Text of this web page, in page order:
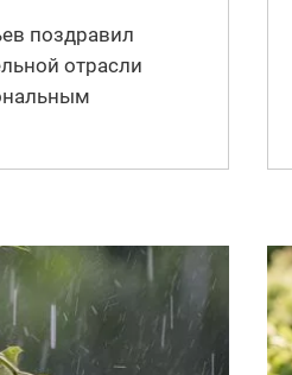
поздравил
отрасли